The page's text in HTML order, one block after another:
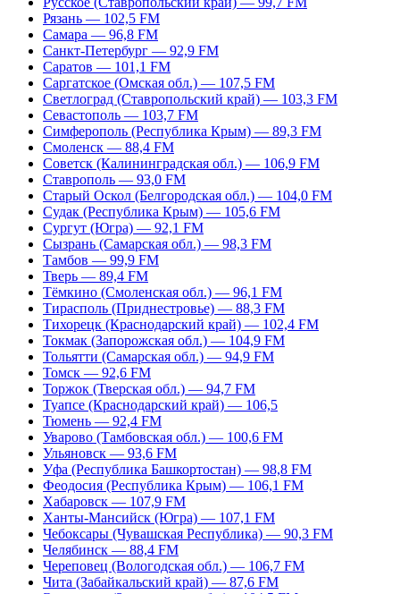
Рязань — 102,5 FM
Самара — 96,8 FM
Санкт-Петербург — 92,9 FM
Саратов — 101,1 FM
Саргатское (Омская обл.) — 107,5 FM
Светлоград (Ставропольский край) — 103,3 FM
Севастополь — 103,7 FM
Симферополь (Республика Крым) — 89,3 FM
Смоленск — 88,4 FM
Советск (Калининградская обл.) — 106,9 FM
Ставрополь — 93,0 FM
Старый Оскол (Белгородская обл.) — 104,0 FM
Судак (Республика Крым) — 105,6 FM
Сургут (Югра) — 92,1 FM
Сызрань (Самарская обл.) — 98,3 FM
Тамбов — 99,9 FM
Тверь — 89,4 FM
Тёмкино (Смоленская обл.) — 96,1 FM
Тирасполь (Приднестровье) — 88,3 FM
Тихорецк (Краснодарский край) — 102,4 FM
Токмак (Запорожская обл.) — 104,9 FM
Тольятти (Самарская обл.) — 94,9 FM
Томск — 92,6 FM
Торжок (Тверская обл.) — 94,7 FM
Туапсе (Краснодарский край) — 106,5
Тюмень — 92,4 FM
Уварово (Тамбовская обл.) — 100,6 FM
Ульяновск — 93,6 FM
Уфа (Республика Башкортостан) — 98,8 FM
Феодосия (Республика Крым) — 106,1 FM
Хабаровск — 107,9 FM
Ханты-Мансийск (Югра) — 107,1 FM
Чебоксары (Чувашская Республика) — 90,3 FM
Челябинск — 88,4 FM
Череповец (Вологодская обл.) — 106,7 FM
Чита (Забайкальский край) — 87,6 FM